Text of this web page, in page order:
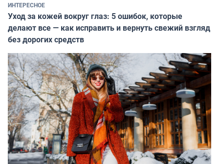
ИНТЕРЕСНОЕ
Уход за кожей вокруг глаз: 5 ошибок, которые
делают все — как исправить и вернуть свежий взгляд
без дорогих средств